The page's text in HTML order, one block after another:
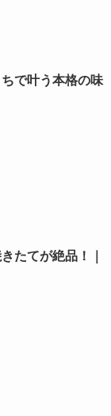
で叶う本格の味
たてが絶品！｜